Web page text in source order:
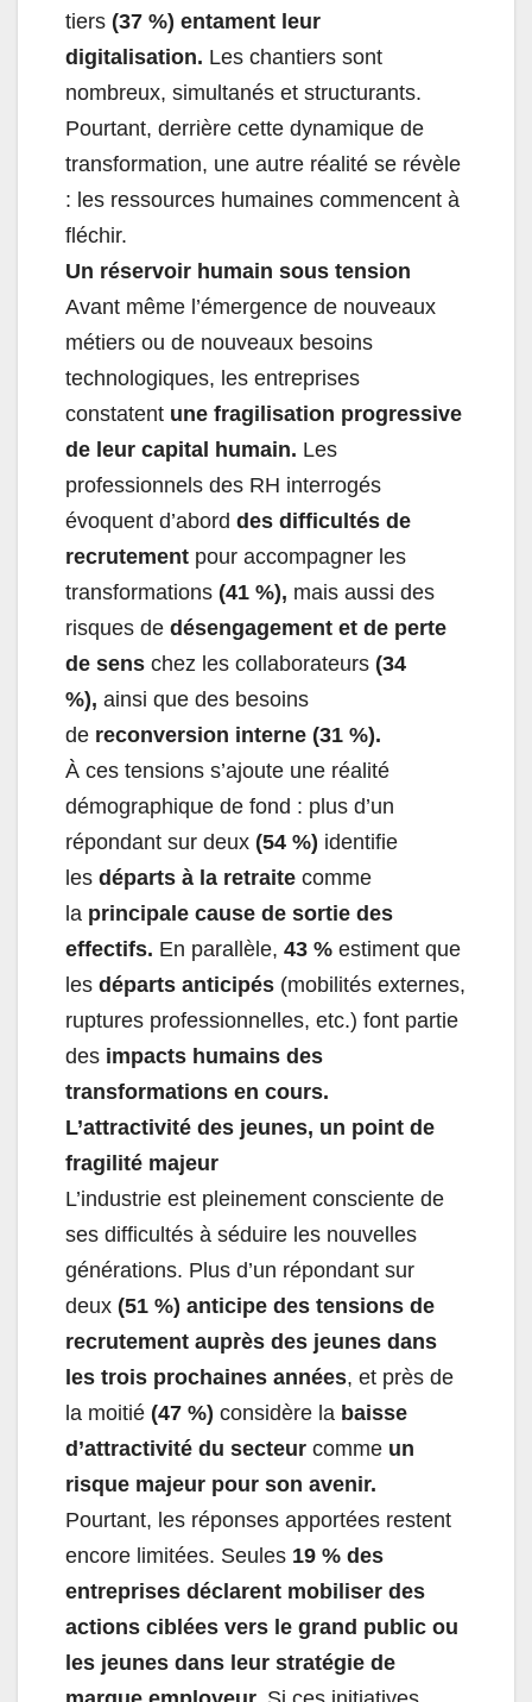
tiers (37 %) entament leur
digitalisation. Les chantiers sont
nombreux, simultanés et structurants.
Pourtant, derrière cette dynamique de
transformation, une autre réalité se révèle
: les ressources humaines commencent à
fléchir.
Un réservoir humain sous tension
Avant même l’émergence de nouveaux
métiers ou de nouveaux besoins
technologiques, les entreprises
constatent une fragilisation progressive
de leur capital humain. Les
professionnels des RH interrogés
évoquent d’abord des difficultés de
recrutement pour accompagner les
transformations (41 %), mais aussi des
risques de désengagement et de perte
de sens chez les collaborateurs (34
%), ainsi que des besoins
de reconversion interne (31 %).
À ces tensions s’ajoute une réalité
démographique de fond : plus d’un
répondant sur deux (54 %) identifie
les départs à la retraite comme
la principale cause de sortie des
effectifs. En parallèle, 43 % estiment que
les départs anticipés (mobilités externes,
ruptures professionnelles, etc.) font partie
des impacts humains des
transformations en cours.
L’attractivité des jeunes, un point de
fragilité majeur
L’industrie est pleinement consciente de
ses difficultés à séduire les nouvelles
générations. Plus d’un répondant sur
deux (51 %) anticipe des tensions de
recrutement auprès des jeunes dans
les trois prochaines années, et près de
la moitié (47 %) considère la baisse
d’attractivité du secteur comme un
risque majeur pour son avenir.
Pourtant, les réponses apportées restent
encore limitées. Seules 19 % des
entreprises déclarent mobiliser des
actions ciblées vers le grand public ou
les jeunes dans leur stratégie de